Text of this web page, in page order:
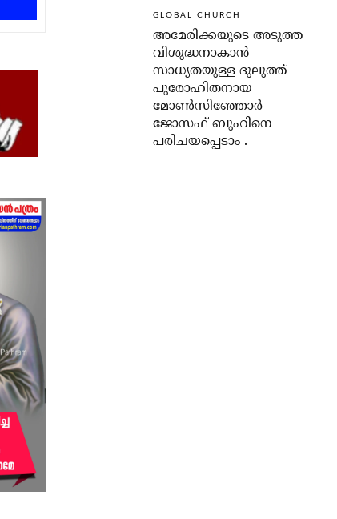
GLOBAL CHURCH
അമേരിക്കയുടെ അടുത്ത
വിശുദ്ധനാകാൻ
സാധ്യതയുള്ള ദുലുത്ത്
പുരോഹിതനായ
മോൺസിഞ്ഞോർ
ജോസഫ് ബുഹിനെ
പരിചയപ്പെടാം .